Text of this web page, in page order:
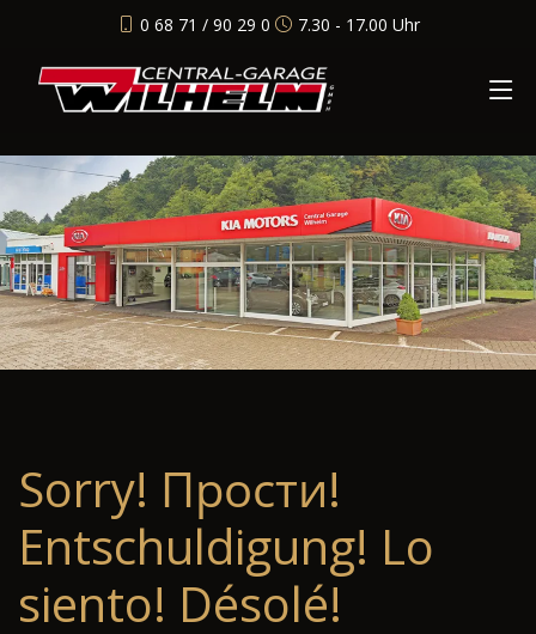
0 68 71 / 90 29 0 7.30 - 17.00 Uhr
Sorry! Прости!
Entschuldigung! Lo
siento! Désolé!